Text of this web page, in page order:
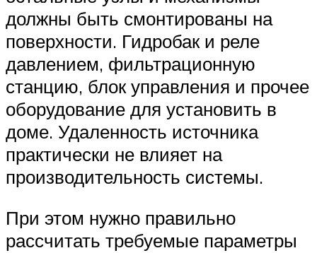
должны быть смонтированы на
поверхности. Гидробак и реле
давлением, фильтрационную
станцию, блок управления и прочее
оборудование для установить в
доме. Удаленность источника
практически не влияет на
производительность системы.
При этом нужно правильно
рассчитать требуемые параметры